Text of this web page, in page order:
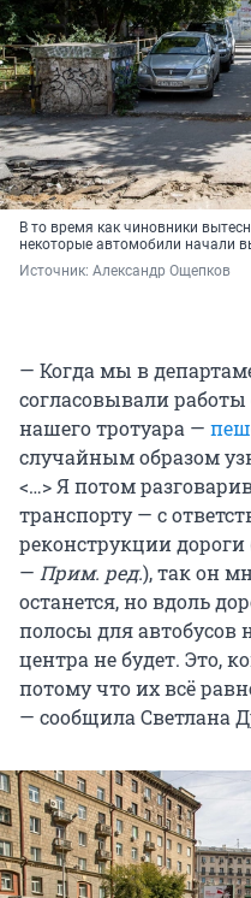
В то время как чиновники
некоторые автомобили начали
Источник: Александр Ощепков
— Когда мы в
согласовывали работы
нашего тротуара —
случайным образом
<…> Я потом
транспорту — с
реконструкции
— Прим. ред.), так он
останется, но вдоль
полосы для автобусов
центра не будет. Это,
потому что их всё
— сообщила Светлана